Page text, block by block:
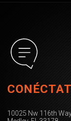
10025 Nw 116th